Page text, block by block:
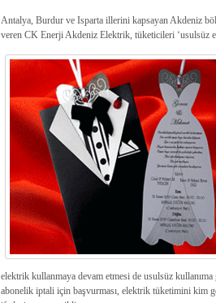
Antalya, Burdur ve Isparta illerini kapsayan Akdeniz
veren CK Enerji Akdeniz Elektrik, tüketicileri ‘usulsüz
elektrik kullanmaya devam etmesi de usulsüz
abonelik iptali için başvurması, elektrik tüketimini kim